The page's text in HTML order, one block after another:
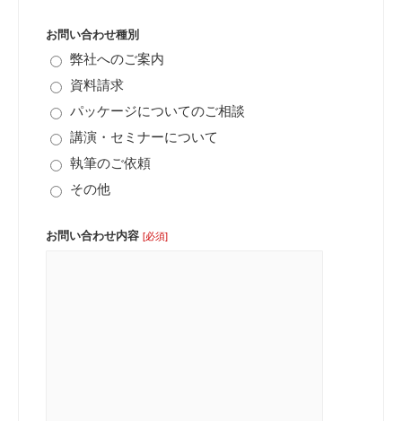
お問い合わせ種別
弊社へのご案内
資料請求
パッケージについてのご相談
講演・セミナーについて
執筆のご依頼
その他
お問い合わせ内容 [必須]